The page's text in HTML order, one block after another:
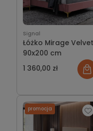
Signal
Łóżko Mirage Velvet
90x200 cm
1 360,00 zł
promocja